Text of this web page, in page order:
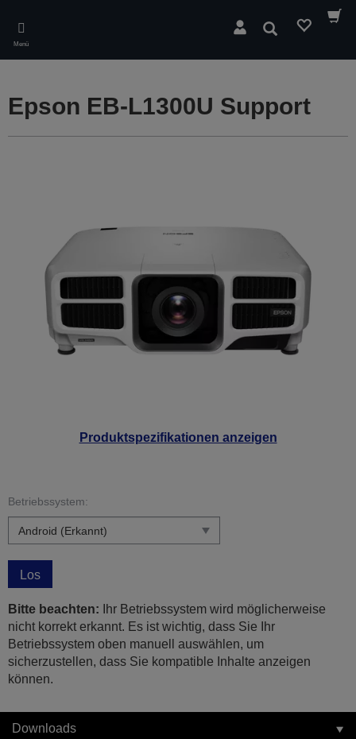
main
content
Menü
Suchen
Produktspezifikationen anzeigen
Epson EB-L1300U Support
Betriebssystem:
Los
Bitte beachten: Ihr Betriebssystem wird möglicherweise
nicht korrekt erkannt. Es ist wichtig, dass Sie Ihr
Betriebssystem oben manuell auswählen, um
sicherzustellen, dass Sie kompatible Inhalte anzeigen
können.
Downloads